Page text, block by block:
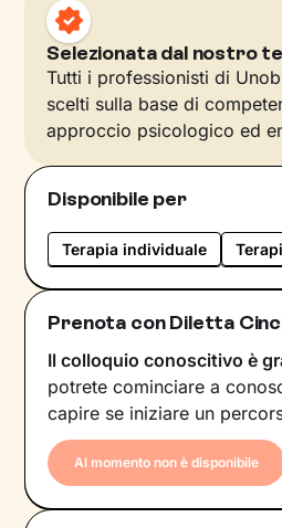
Selezionata dal nostro
Tutti i professionisti di
scelti sulla base di
approccio psicologico ed
Disponibile per
Terapia individuale
Prenota con Diletta
Il colloquio conoscitivo è
potrete cominciare a
capire se iniziare un
Al momento non è disponibile